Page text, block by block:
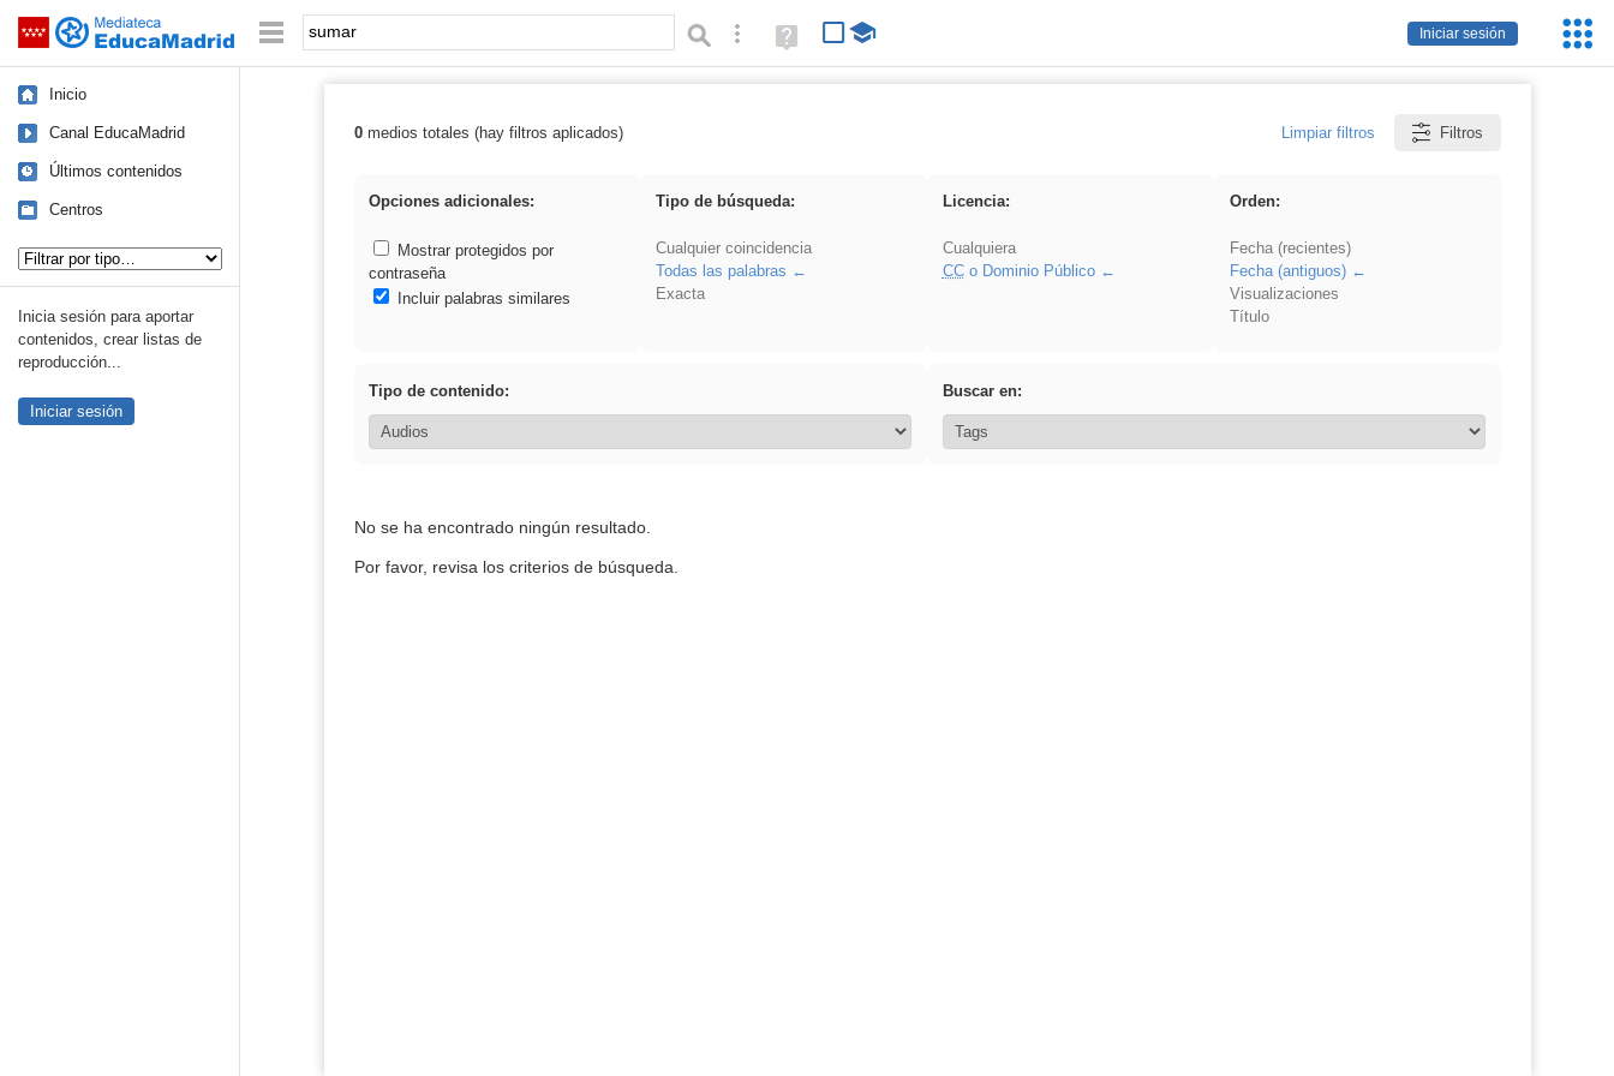
Saltar navegación
Iniciar sesión
Palabra o frase: Búsqueda avanzada
Ayuda
(en
Inicio
Canal EducaMadrid
Últimos contenidos
Centros
Inicia sesión para aportar
contenidos, crear listas de
reproducción...
Iniciar sesión
Resultados de: sumar
0medios totales (hay filtros aplicados) Limpiar filtros Filtros
Opciones adicionales:
Mostrar protegidos por
contraseña
Incluir palabras similares
Tipo de búsqueda:
Cualquier coincidencia
Todas las palabras
Exacta
Licencia:
Cualquiera
CCo Dominio Público
Orden:
Fecha (recientes)
Fecha (antiguos)
Visualizaciones
Título
Tipo de contenido: Buscar en:
No se ha encontrado ningún resultado.
Por favor, revisa los criterios de búsqueda.